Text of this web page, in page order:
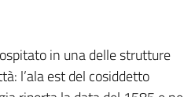
in una delle strutture
l’ala est del cosiddetto